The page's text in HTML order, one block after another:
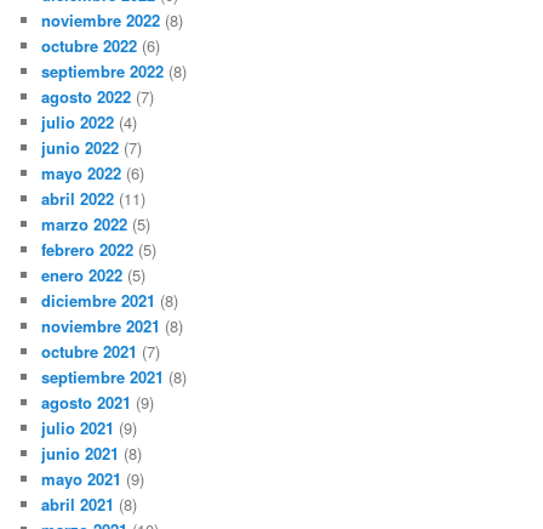
noviembre 2022 (8)
octubre 2022 (6)
septiembre 2022 (8)
agosto 2022 (7)
julio 2022 (4)
junio 2022 (7)
mayo 2022 (6)
abril 2022 (11)
marzo 2022 (5)
febrero 2022 (5)
enero 2022 (5)
diciembre 2021 (8)
noviembre 2021 (8)
octubre 2021 (7)
septiembre 2021 (8)
agosto 2021 (9)
julio 2021 (9)
junio 2021 (8)
mayo 2021 (9)
abril 2021 (8)